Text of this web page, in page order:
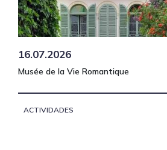
16.07.2026
Musée de la Vie Romantique
ACTIVIDADES